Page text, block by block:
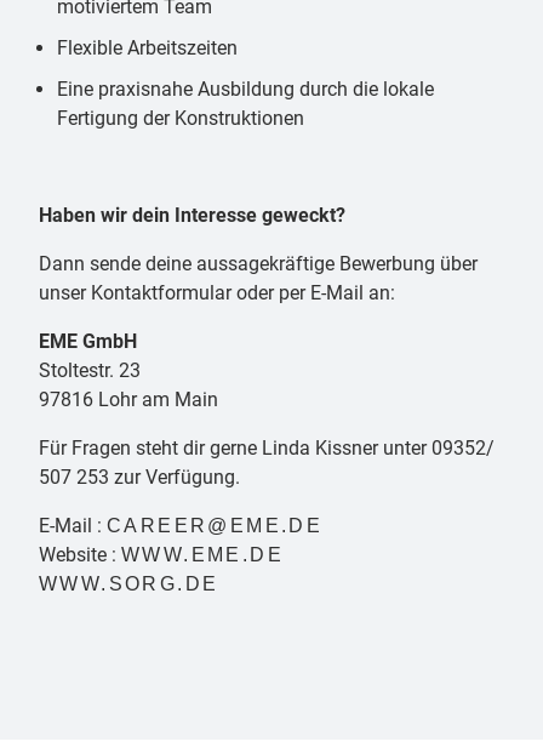
motiviertem Team
Flexible Arbeitszeiten
Eine praxisnahe Ausbildung durch die lokale
Fertigung der Konstruktionen
Haben wir dein Interesse geweckt?
Dann sende deine aussagekräftige Bewerbung über
unser Kontaktformular oder per E-Mail an:
EME GmbH
Stoltestr. 23
97816 Lohr am Main
Für Fragen steht dir gerne Linda Kissner unter 09352/
507 253 zur Verfügung.
E-Mail : CAREER@EME.DE
Website : WWW.EME.DE
WWW.SORG.DE